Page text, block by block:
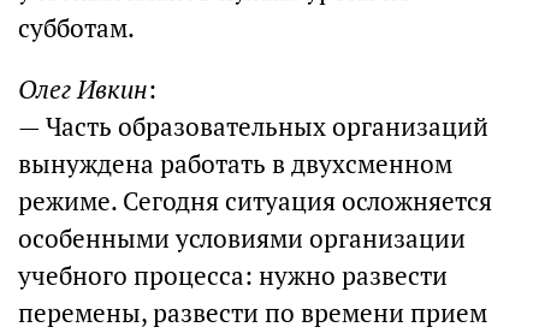
субботам.
Олег Ивкин:
— Часть образовательных организаций
вынуждена работать в двухсменном
режиме. Сегодня ситуация осложняется
особенными условиями организации
учебного процесса: нужно развести
перемены, развести по времени прием